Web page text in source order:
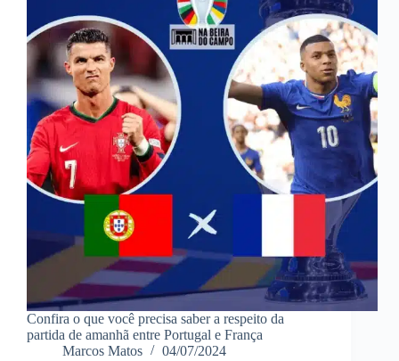
Confira o que você precisa saber a respeito da
partida de amanhã entre Portugal e França
Marcos Matos
04/07/2024